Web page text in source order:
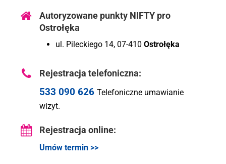
Autoryzowane punkty NIFTY pro
Ostrołęka
ul. Pileckiego 14, 07-410 Ostrołęka
Rejestracja telefoniczna:
533 090 626 Telefoniczne umawianie
wizyt.
Rejestracja online:
Umów termin >>